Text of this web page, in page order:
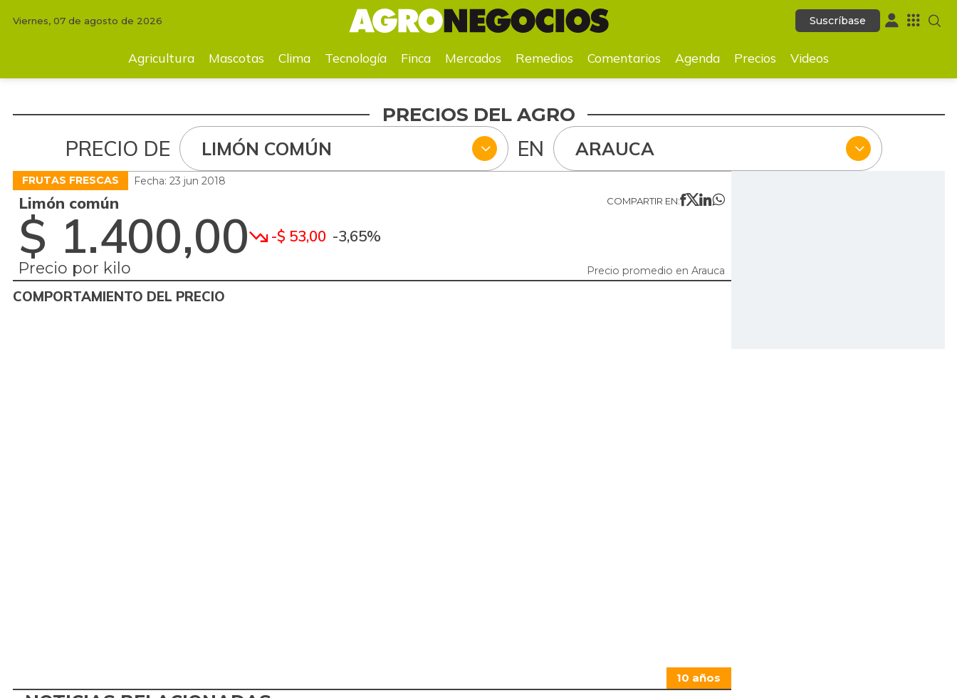
Suscríbase
Mascotas Clima Tecnología Mercados Remedios Comentarios Agenda Precios Videos
Viernes, 07 de agosto de 2026 Suscríbase
Agricultura Mascotas Clima Tecnología Finca Mercados Remedios Comentarios Agenda Precios Videos
PRECIOS DEL AGRO
PRECIO DE LIMÓN COMÚN EN ARAUCA
FRUTAS FRESCAS Fecha: 23 jun 2018
Limón común
$ 1.400,00 -$ 53,00 -3,65%
Precio por kilo
COMPARTIR EN:
Precio promedio en Arauca
COMPORTAMIENTO DEL PRECIO
10 años